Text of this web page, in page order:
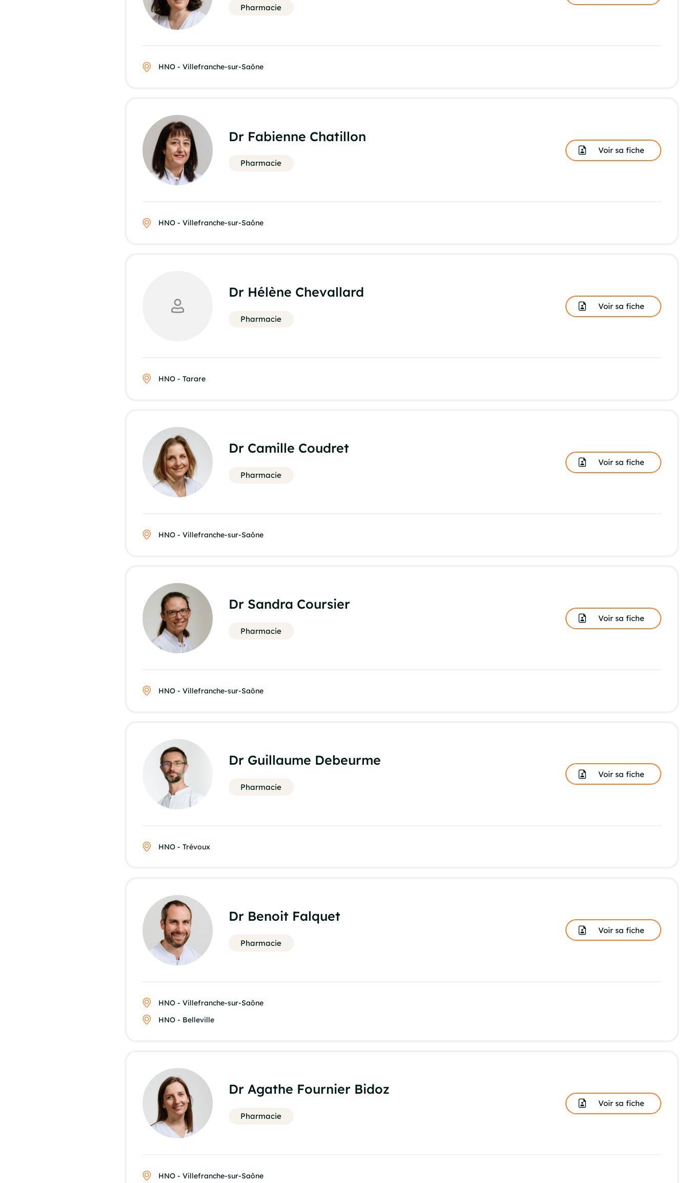
Pharmacie
HNO - Villefranche-sur-Saône
Dr Fabienne Chatillon
Pharmacie
Voir sa fiche
HNO - Villefranche-sur-Saône
Dr Hélène Chevallard
Pharmacie
Voir sa fiche
HNO - Tarare
Dr Camille Coudret
Pharmacie
Voir sa fiche
HNO - Villefranche-sur-Saône
Dr Sandra Coursier
Pharmacie
Voir sa fiche
HNO - Villefranche-sur-Saône
Dr Guillaume Debeurme
Pharmacie
Voir sa fiche
HNO - Trévoux
Dr Benoit Falquet
Pharmacie
Voir sa fiche
HNO - Villefranche-sur-Saône
HNO - Belleville
Dr Agathe Fournier Bidoz
Pharmacie
Voir sa fiche
HNO - Villefranche-sur-Saône